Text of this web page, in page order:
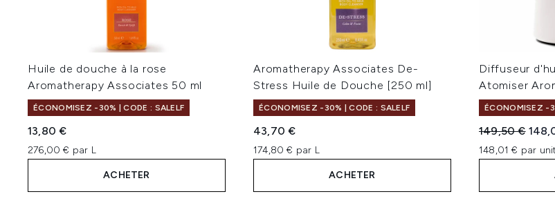
Huile de douche à la rose
Aromatherapy Associates 50 ml
ÉCONOMISEZ -30% | CODE : SALELF
13,80 €
276,00 € par L
ACHETER
Aromatherapy Associates De-
Stress Huile de Douche [250 ml]
ÉCONOMISEZ -30% | CODE : SALELF
43,70 €
174,80 € par L
ACHETER
Diffuseur
Atomiser
ÉCONOMISEZ -
Prix de vente :
149,50 € Prix
148,01 € par